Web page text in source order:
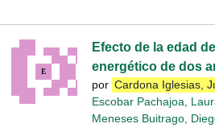
Efecto de la edad
energético de dos
por Cardona Iglesias,
Escobar Pachajoa,
Meneses Buitrago,